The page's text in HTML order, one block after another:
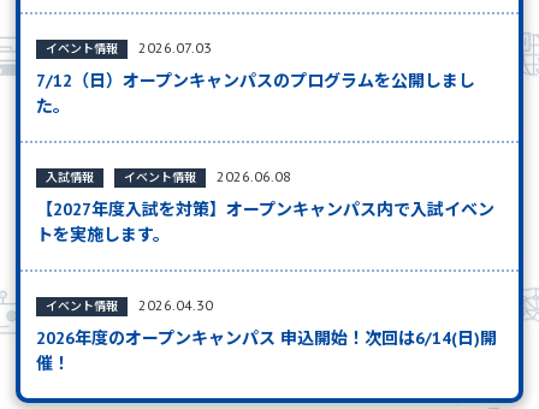
7/12（日）オープンキャンパスのプログラムを公開しまし
た。
イベント情報 2026.07.03
【2027年度入試を対策】オープンキャンパス内で入試イベン
トを実施します。
入試情報 イベント情報 2026.06.08
2026年度のオープンキャンパス 申込開始！次回は6/14(日)開
催！
イベント情報 2026.04.30